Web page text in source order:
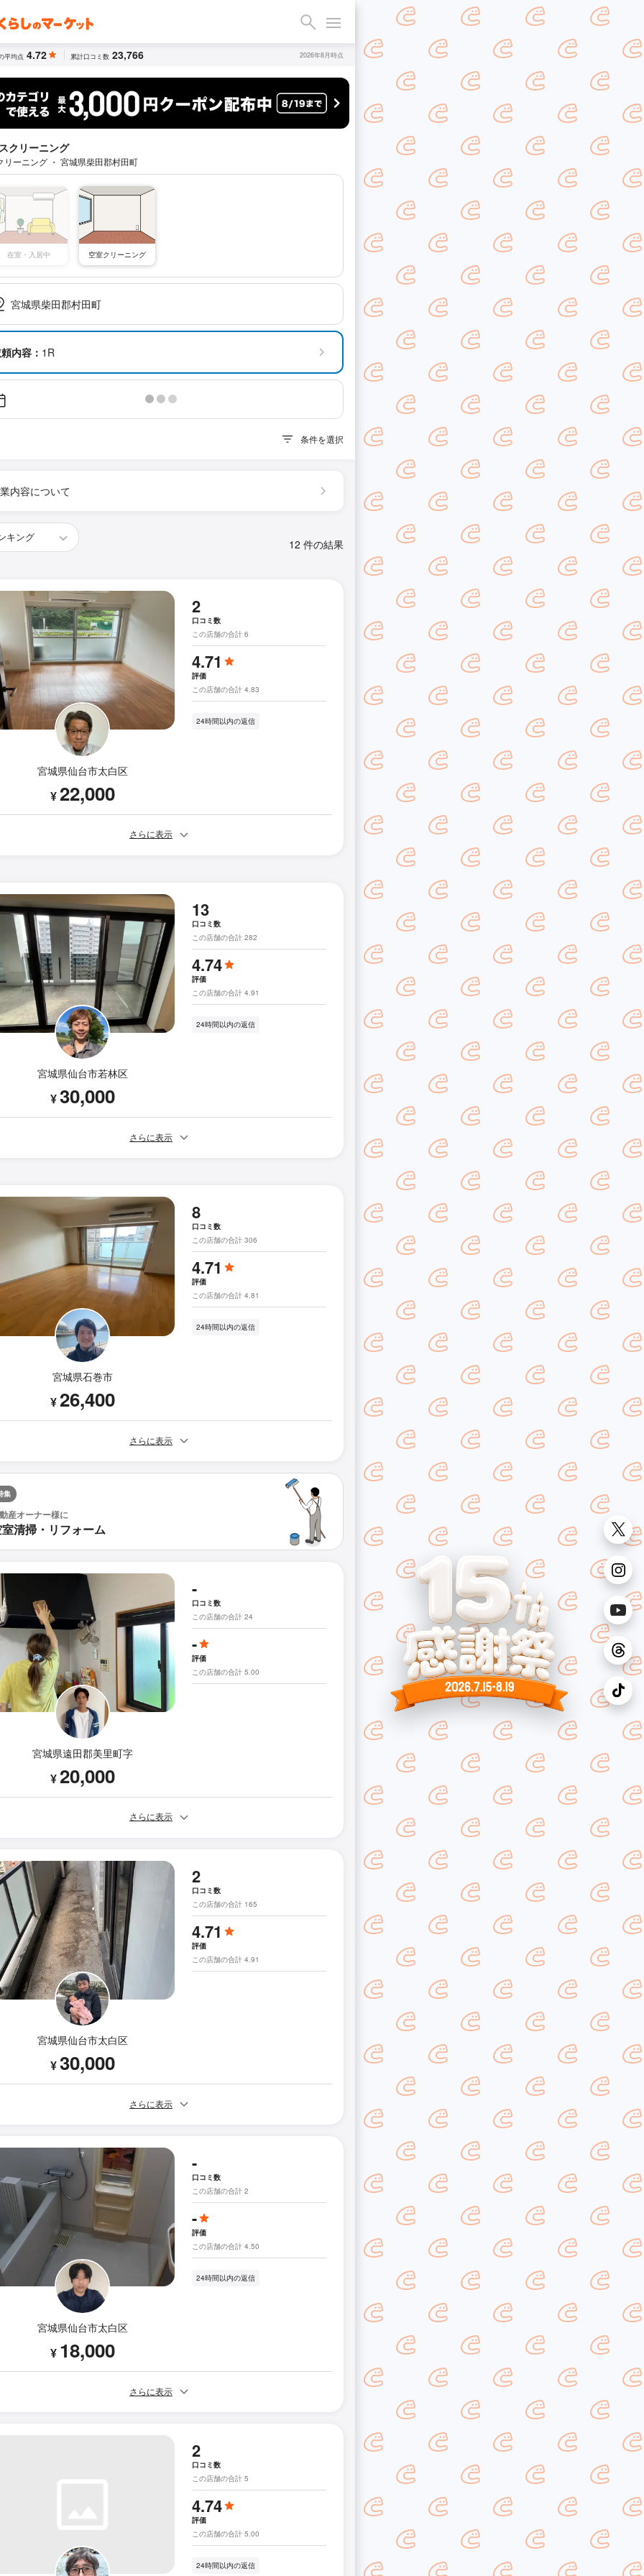
平均点 4.72 累計口コミ数 23,766 2026年8月時点
クリーニング
リーニング ・ 宮城県柴田郡村田町
在室・入居中 空室クリーニング
宮城県柴田郡村田町
内容： 1R
条件を選択
内容について
12 件の結果
宮城県仙台市太白区
¥22,000
2
口コミ数
この店舗の合計 6
4.71
評価
この店舗の合計 4.83
24時間以内の返信
さらに表示
宮城県仙台市若林区
¥30,000
13
口コミ数
この店舗の合計 282
4.74
評価
この店舗の合計 4.91
24時間以内の返信
さらに表示
宮城県石巻市
¥26,400
8
口コミ数
この店舗の合計 306
4.71
評価
この店舗の合計 4.81
24時間以内の返信
さらに表示
集
産オーナー様に
清掃・リフォーム
宮城県遠田郡美里町字
¥20,000
-
口コミ数
この店舗の合計 24
-
評価
この店舗の合計 5.00
さらに表示
宮城県仙台市太白区
¥30,000
2
口コミ数
この店舗の合計 165
4.71
評価
この店舗の合計 4.91
さらに表示
宮城県仙台市太白区
¥ 18,000
-
口コミ数
この店舗の合計 2
-
評価
この店舗の合計 4.50
24時間以内の返信
さらに表示
2
口コミ数
この店舗の合計 5
4.74
評価
この店舗の合計 5.00
24時間以内の返信